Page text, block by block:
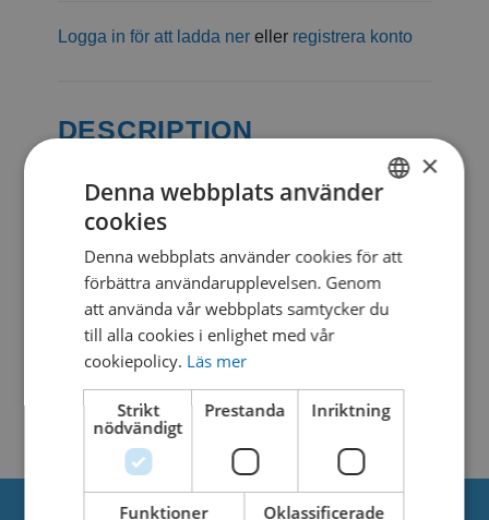
Logga in för att ladda nereller registrera konto
DESCRIPTION
SIMILAR DOWNLOADS
No related download found!
Kjell Parmborn Updated 7. maj 2021
DANISH
×
Denna webbplats använder
cookies
Denna webbplats använder cookies för att
förbättra användarupplevelsen. Genom
att använda vår webbplats samtycker du
till alla cookies i enlighet med vår
cookiepolicy. Läs mer
Strikt
nödvändigt
Prestanda Inriktning
Funktioner Oklassificerade